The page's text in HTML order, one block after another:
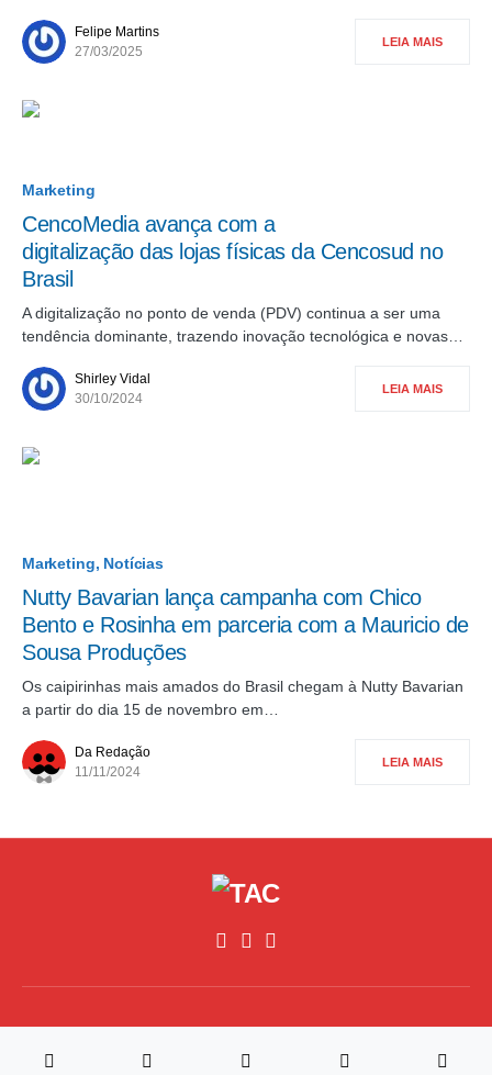
Felipe Martins
27/03/2025
LEIA MAIS
Marketing
CencoMedia avança com a
digitalização das lojas físicas da Cencosud no
Brasil
A digitalização no ponto de venda (PDV) continua a ser uma
tendência dominante, trazendo inovação tecnológica e novas…
Shirley Vidal
30/10/2024
LEIA MAIS
Marketing Notícias
Nutty Bavarian lança campanha com Chico
Bento e Rosinha em parceria com a Mauricio de
Sousa Produções
Os caipirinhas mais amados do Brasil chegam à Nutty Bavarian
a partir do dia 15 de novembro em…
Da Redação
11/11/2024
LEIA MAIS
Desenvolvimento
RM4 Tech